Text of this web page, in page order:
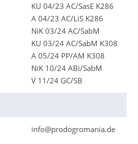
KU 04/23 AC/SasE K286
A 04/23 AC/LiS K286
NiK 03/24 AC/SabM
KU 03/24 AC/SabM K308
A 05/24 PP/AM K308
NiK 10/24 ABi/SabM
V 11/24 GC/SB
info@prodogromania.de